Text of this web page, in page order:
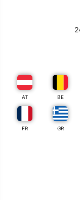
AT BE
FR GR